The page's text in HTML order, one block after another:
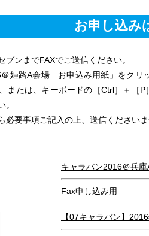
お申し込み
ブンまでFAXでご送信ください。
姫路A会場 お申込み用紙」をクリ
または、キーボードの［Ctrl］＋［
。
必要事項ご記入の上、送信くださいま
キャラバン2016＠兵
Fax申し込み用
【07キャラバン】